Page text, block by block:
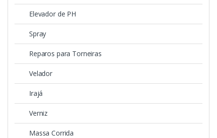
Elevador de PH
Spray
Reparos para Torneiras
Velador
Irajá
Verniz
Massa Corrida